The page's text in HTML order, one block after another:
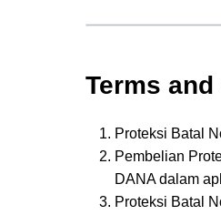
Terms
Proteksi Batal
Pembelian
DANA dalam
Proteksi Batal